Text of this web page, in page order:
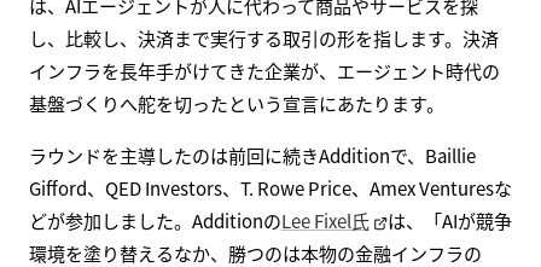
は、AIエージェントが人に代わって商品やサービスを探
し、比較し、決済まで実行する取引の形を指します。決済
インフラを長年手がけてきた企業が、エージェント時代の
基盤づくりへ舵を切ったという宣言にあたります。
ラウンドを主導したのは前回に続きAdditionで、Baillie
Gifford、QED Investors、T. Rowe Price、Amex Venturesな
どが参加しました。AdditionのLee Fixel氏
は、「AIが競争
環境を塗り替えるなか、勝つのは本物の金融インフラの